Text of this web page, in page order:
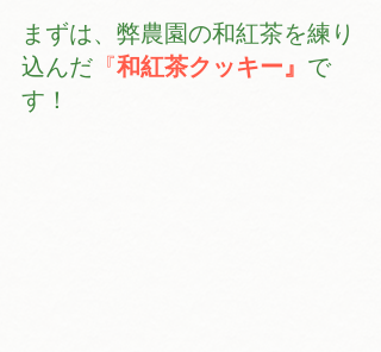
まずは、弊農園の和紅茶を練り
込んだ 『和紅茶クッキー』 で
す！